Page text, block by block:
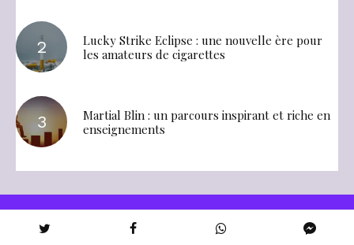
Lucky Strike Eclipse : une nouvelle ère pour
les amateurs de cigarettes
Martial Blin : un parcours inspirant et riche en
enseignements